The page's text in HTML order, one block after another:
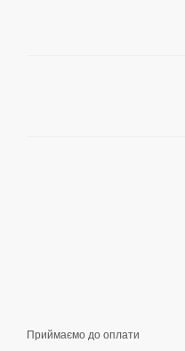
Приймаємо до оплати